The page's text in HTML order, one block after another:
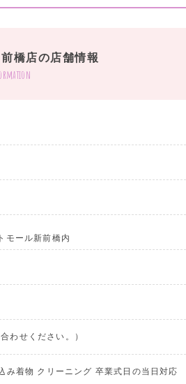
。
橋店の店舗情報
モール新前橋内
わせください。）
み着物 クリーニング 卒業式日の当日対応